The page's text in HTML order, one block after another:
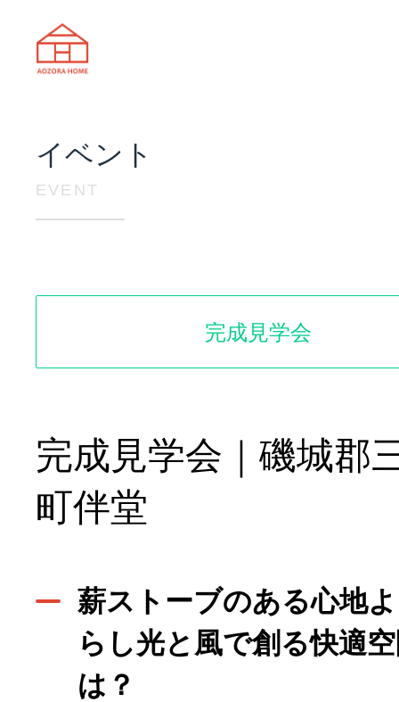
イベント
EVENT
完成見学会
完成見学会｜磯城郡
町伴堂
薪ストーブのある心地
らし光と風で創る快適
は？